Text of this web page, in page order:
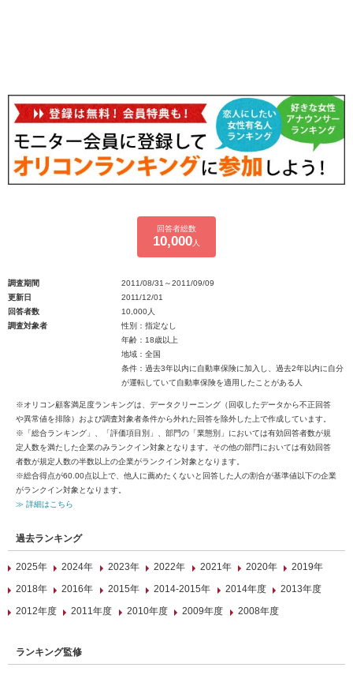
回答者総数
10,000 人
調査期間
2011/08/31～2011/09/09
更新日
2011/12/01
回答者数
10,000人
調査対象者
性別：指定なし
年齢：18歳以上
地域：全国
条件：過去3年以内に自動車保険に加入し、過去2年以内に自分
が運転していて自動車保険を適用したことがある人
※オリコン顧客満足度ランキングは、データクリーニング（回収したデータから不正回答
や異常値を排除）および調査対象者条件から外れた回答を除外した上で作成しています。
※「総合ランキング」、「評価項目別」、部門の「業態別」においては有効回答者数が規
定人数を満たした企業のみランクイン対象となります。その他の部門においては有効回答
者数が規定人数の半数以上の企業がランクイン対象となります。
※総合得点が60.00点以上で、他人に薦めたくないと回答した人の割合が基準値以下の企業
がランクイン対象となります。
≫ 詳細はこちら
過去ランキング
2025年 2024年 2023年 2022年 2021年 2020年
2019年
2018年
2016年 2015年 2014-2015年 2014年度
2013年度
2012年度
2011年度 2010年度 2009年度 2008年度
ランキング監修